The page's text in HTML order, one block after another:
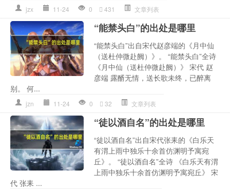
jzx 11-24 0 431 文章列表
“能禁头白”的出处是哪里
“能禁头白”出自宋代赵彦端的《月中仙
（送杜仲微赴阙）》。 “能禁头白”全诗
《月中仙（送杜仲微赴阙）》 宋代 赵
彦端 露醑无情，送长歌未终，已醉离
别。 何...
jzn 11-24 0 32 文章列表
“徒以酒自名”的出处是哪里
“徒以酒自名”出自宋代张耒的《白乐天
有渭上雨中独乐十余首仿渊明予寓宛
丘》。 “徒以酒自名”全诗 《白乐天有渭
上雨中独乐十余首仿渊明予寓宛丘》 宋
代 张耒 ...